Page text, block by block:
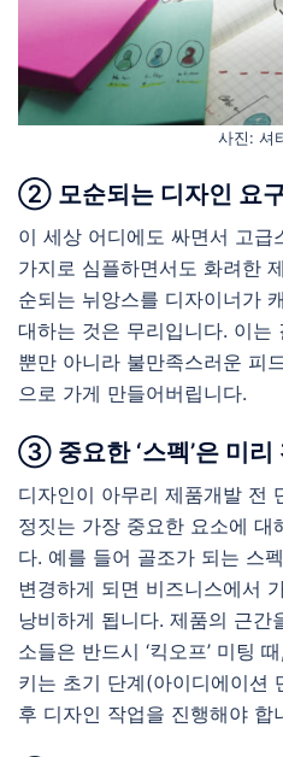
사진: 셔
② 모순되는 디자인 요
이 세상 어디에도 싸면서 고급
가지로 심플하면서도 화려한
순되는 뉘앙스를 디자이너가
대하는 것은 무리입니다. 이는
뿐만 아니라 불만족스러운 피
으로 가게 만들어버립니다.
③ 중요한 ‘스펙’은 미리
디자인이 아무리 제품개발 전
정짓는 가장 중요한 요소에 대
다. 예를 들어 골조가 되는 스
변경하게 되면 비즈니스에서
낭비하게 됩니다. 제품의 근간
소들은 반드시 ‘킥오프’ 미팅
키는 초기 단계(아이디에이션
후 디자인 작업을 진행해야 합